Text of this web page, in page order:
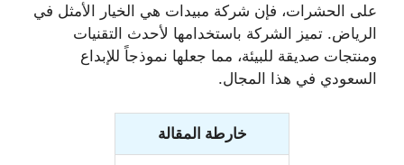
على الحشرات، فإن شركة مبيدات هي الخيار الأمثل في
الرياض. تميز الشركة باستخدامها لأحدث التقنيات
ومنتجات صديقة للبيئة، مما جعلها نموذجاً للإبداع
السعودي في هذا المجال.
خارطة المقالة